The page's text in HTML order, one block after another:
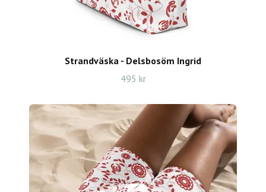
Strandväska - Delsbosöm Ingrid
495 kr